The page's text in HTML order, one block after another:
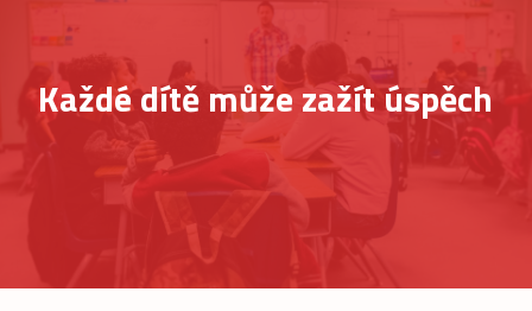
Každé dítě může zažít úspěch